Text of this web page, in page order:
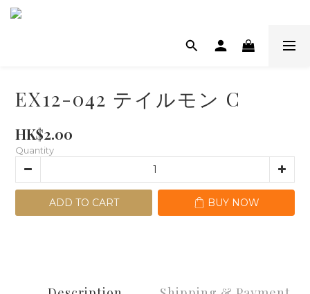
EX12-042 テイルモン C
HK$2.00
Quantity
ADD TO CART BUY NOW